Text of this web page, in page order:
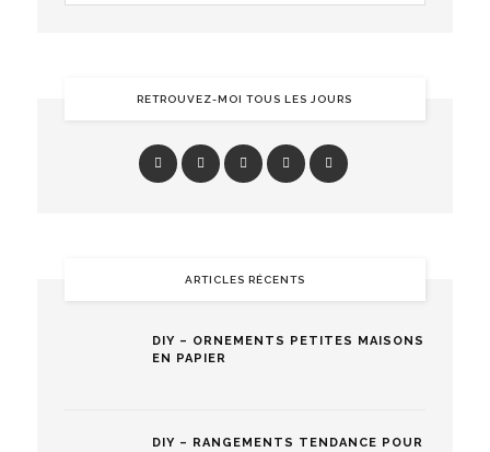
RETROUVEZ-MOI TOUS LES JOURS
ARTICLES RÉCENTS
DIY – ORNEMENTS PETITES MAISONS
EN PAPIER
DIY – RANGEMENTS TENDANCE POUR